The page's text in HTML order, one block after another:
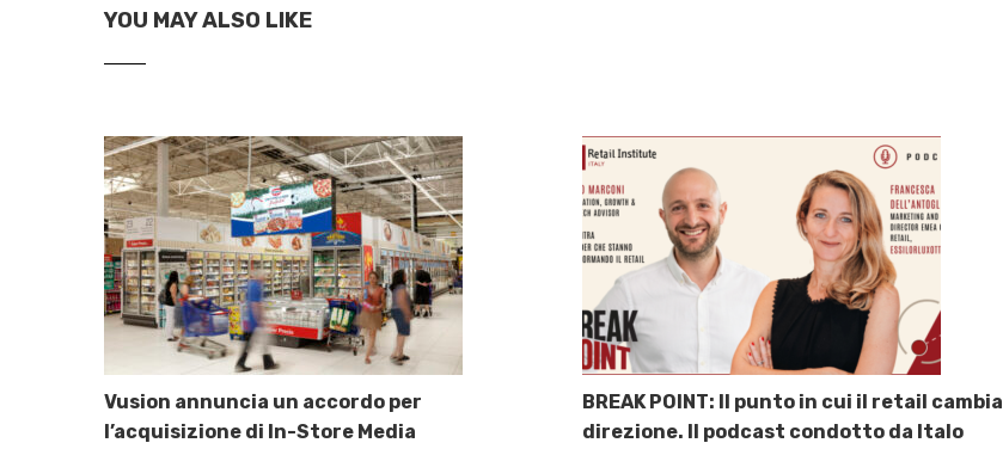
YOU MAY ALSO LIKE
Vusion annuncia un accordo per
l’acquisizione di In-Store Media
BREAK POINT: Il punto in cui il retail cambia
direzione. Il podcast condotto da Italo